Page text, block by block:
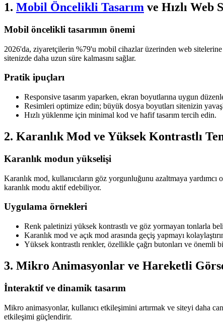
1. Mobil Öncelikli Tasarım ve Hızlı Web
Mobil öncelikli tasarımın önemi
2026'da, ziyaretçilerin %79'u mobil cihazlar üzerinden web sitelerine
sitenizde daha uzun süre kalmasını sağlar.
Pratik ipuçları
Responsive tasarım yaparken, ekran boyutlarına uygun
Resimleri optimize edin; büyük dosya boyutları sitenizin
Hızlı yüklenme için minimal kod ve hafif tasarım tercih edin.
2. Karanlık Mod ve Yüksek Kontrastlı
Karanlık modun yükselişi
Karanlık mod, kullanıcıların göz yorgunluğunu azaltmaya
karanlık modu aktif edebiliyor.
Uygulama örnekleri
Renk paletinizi yüksek kontrastlı ve göz yormayan tonlarla
Karanlık mod ve açık mod arasında geçiş yapmayı
Yüksek kontrastlı renkler, özellikle çağrı butonları ve önemli
3. Mikro Animasyonlar ve Hareketli
İnteraktif ve dinamik tasarım
Mikro animasyonlar, kullanıcı etkileşimini artırmak ve siteyi daha
etkileşimi güçlendirir.